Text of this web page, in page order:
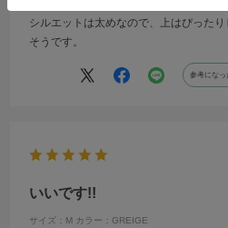
シルエットは太めなので、上はぴった
そうです。
参考になっ
いいです!!
サイズ：M カラー：GREIGE